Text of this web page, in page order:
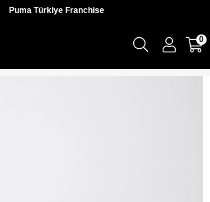
Puma Türkiye Franchise
0